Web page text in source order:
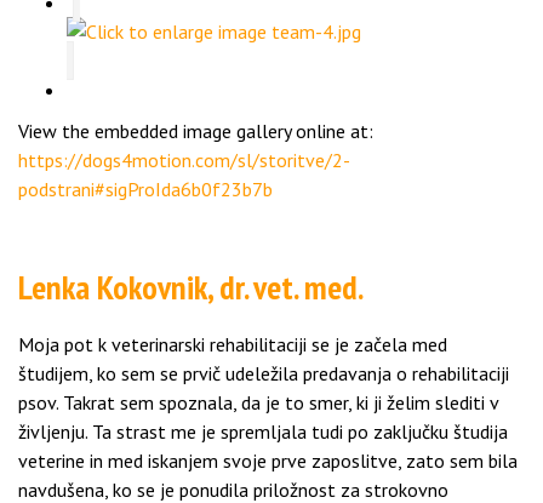
View the embedded image gallery online at:
https://dogs4motion.com/sl/storitve/2-
podstrani#sigProIda6b0f23b7b
Lenka Kokovnik, dr. vet. med.
Moja pot k veterinarski rehabilitaciji se je začela med
študijem, ko sem se prvič udeležila predavanja o rehabilitaciji
psov. Takrat sem spoznala, da je to smer, ki ji želim slediti v
življenju. Ta strast me je spremljala tudi po zaključku študija
veterine in med iskanjem svoje prve zaposlitve, zato sem bila
navdušena, ko se je ponudila priložnost za strokovno